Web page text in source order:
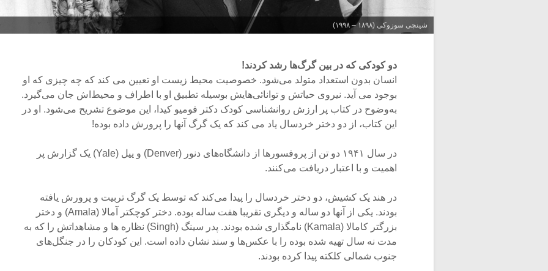
شینچی سوزوکی (۱۸۹۸ – ۱۹۹۸)
دو کودکی که در بین گرگ‌ها رشد کردند!
انسان بدون استعداد متولد می‌شود. خصوصیت محیط زیست او تعیین می کند که چه چیزی که او
بوجود می آید. نیروی حیاتش و توانائی‌هایش بوسیله تطبیق او با اطراف و محیط‌اش جان می‌گیرد.
به‌وضوح در کتاب پر ارزش روانشناسی کودک دکتر فومیو کیدا، این موضوع تشریح می‌شود. او در
این کتاب، از دو دختر خردسال یاد می کند که یک گرگ آنها را پرورش داده بوده!
در سال ۱۹۴۱ دو تن از پروفسورها از دانشگاه‌های دنور (Denver) و ییل (Yale) یک گزارش پر
اهمیت و با اعتبار دریافت می‌کنند.
در هند یک کشیش، دو دختر خردسال را پیدا می‌کند که توسط یک گرگ تربیت و پرورش یافته
بودند. یکی از آنها دو ساله و دیگری تقریبا هفت ساله بوده. دختر کوچکتر آمالا (Amala) و دختر
بزرگتر کامالا (Kamala) نامگذاری شده بودند. پدر سینگ (Singh) نظاره ها و مشاهداتش را که به
مدت نه سال تهیه شده بوده را با عکس‌ها و سند نشان داده است. این کودکان را در جنگل‌های
جنوب شمالی کلکته پیدا کرده بودند.